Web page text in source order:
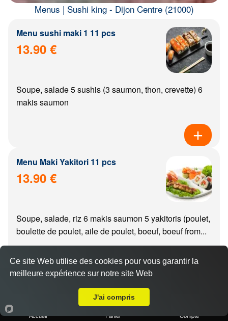
Menus | Sushi king - Dijon Centre (21000)
Menu sushi maki 1 11 pcs
13.90 €
Soupe, salade 5 sushis (3 saumon, thon, crevette) 6
makis saumon
Menu Maki Yakitori 11 pcs
13.90 €
Soupe, salade, riz 6 makis saumon 5 yakitoris (poulet,
boulette de poulet, aile de poulet, boeuf, boeuf from...
Menu california Yakitori 11 pcs
Accueil Panier Compte
Ce site Web utilise des cookies pour vous garantir la
meilleure expérience sur notre site Web
J'ai compris